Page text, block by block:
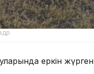
еркін